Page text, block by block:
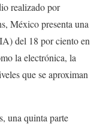
realizado por
México presenta una
del 18 por ciento en
la electrónica, la
que se aproximan
una quinta parte